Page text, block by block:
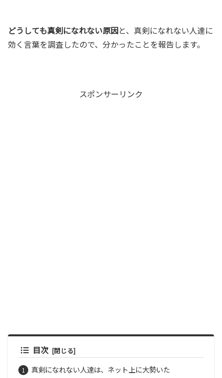
どうしても真剣になれない原因と、真剣になれない人達に
効く言葉を調査したので、分かったことを報告します。
スポンサーリンク
目次
真剣になれない人達は、ネット上に大勢いた